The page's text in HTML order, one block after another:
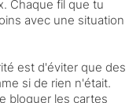
Chaque fil que tu
avec une situation
est d'éviter que des
si de rien n'était.
bloquer les cartes